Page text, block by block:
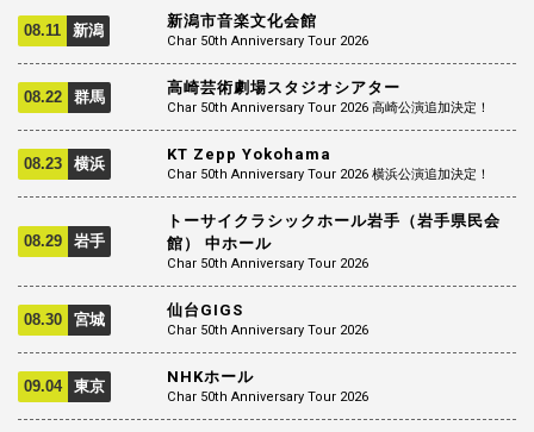
08.11 新潟 新潟市音楽文化会館
Char 50th Anniversary Tour 2026
08.22 群馬 高崎芸術劇場スタジオシアター
Char 50th Anniversary Tour 2026 高崎公演追加決定！
08.23 横浜 KT Zepp Yokohama
Char 50th Anniversary Tour 2026 横浜公演追加決定！
08.29 岩手
トーサイクラシックホール岩手（岩手県民会
館） 中ホール
Char 50th Anniversary Tour 2026
08.30 宮城 仙台GIGS
Char 50th Anniversary Tour 2026
09.04 東京 NHKホール
Char 50th Anniversary Tour 2026